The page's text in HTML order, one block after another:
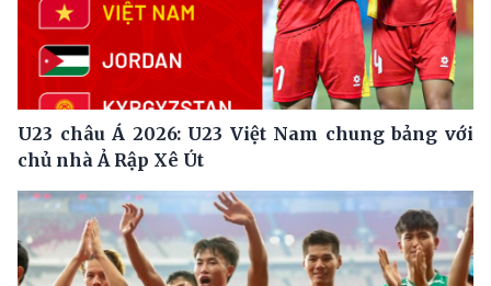
U23 châu Á 2026: U23 Việt Nam chung bảng với
chủ nhà Ả Rập Xê Út